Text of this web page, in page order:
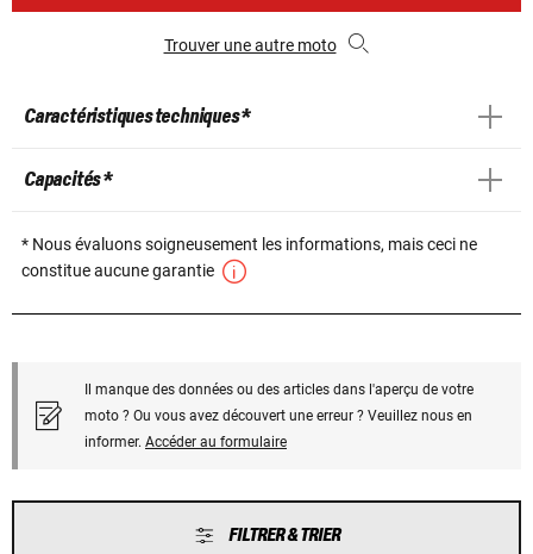
Trouver une autre moto
Caractéristiques techniques *
Capacités *
* Nous évaluons soigneusement les informations, mais ceci ne
constitue aucune garantie
Il manque des données ou des articles dans l'aperçu de votre
moto ? Ou vous avez découvert une erreur ? Veuillez nous en
informer. Accéder au formulaire
FILTRER & TRIER